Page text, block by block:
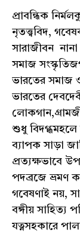
প্রাবন্ধিক
নৃতত্ত্ববিদ,
সারাজীবন
সমাজ
ভারতের সমাজ ও
ভারতের
শুধু
ব্যাপক সাড়া
প্রত্যক্ষভাবে
পদব্রজে ভ্রমণ
গবেষণাই নয়,
বঙ্গীয় সাহিত্য
যত্নসহকারে